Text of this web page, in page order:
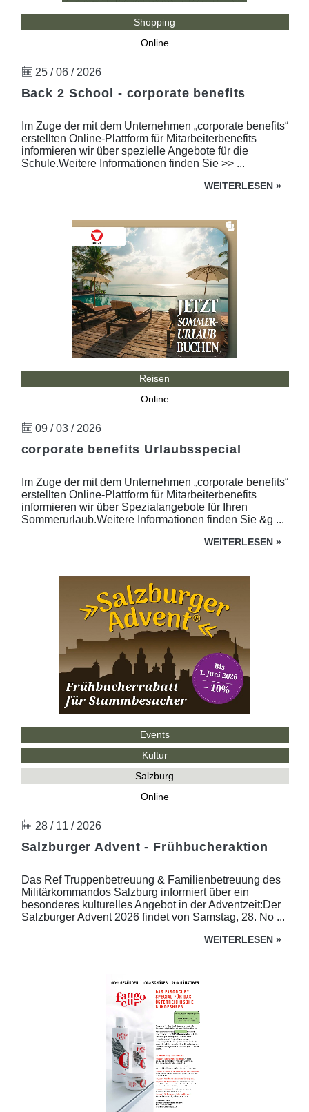
Shopping
Online
25 / 06 / 2026
Back 2 School - corporate benefits
Im Zuge der mit dem Unternehmen „corporate benefits“
erstellten Online-Plattform für Mitarbeiterbenefits
informieren wir über spezielle Angebote für die
Schule.Weitere Informationen finden Sie >> ...
WEITERLESEN »
Reisen
Online
09 / 03 / 2026
corporate benefits Urlaubsspecial
Im Zuge der mit dem Unternehmen „corporate benefits“
erstellten Online-Plattform für Mitarbeiterbenefits
informieren wir über Spezialangebote für Ihren
Sommerurlaub.Weitere Informationen finden Sie &g ...
WEITERLESEN »
Events
Kultur
Salzburg
Online
28 / 11 / 2026
Salzburger Advent - Frühbucheraktion
Das Ref Truppenbetreuung & Familienbetreuung des
Militärkommandos Salzburg informiert über ein
besonderes kulturelles Angebot in der Adventzeit:Der
Salzburger Advent 2026 findet von Samstag, 28. No ...
WEITERLESEN »